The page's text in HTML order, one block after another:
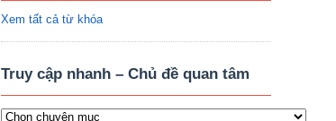
Xem tất cả từ khóa
Truy cập nhanh – Chủ đề quan tâm